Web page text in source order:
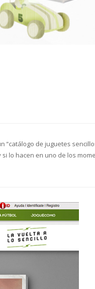
de juguetes
lo hacen en uno de los